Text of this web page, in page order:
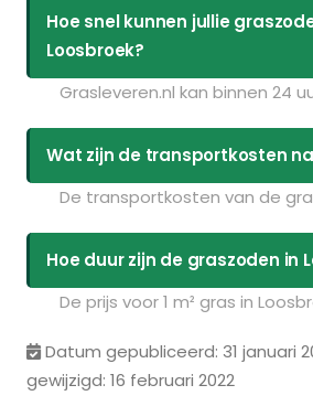
Hoe snel kunnen jullie
Loosbroek?
Wat zijn de transportkosten
Hoe duur zijn de graszoden in
Datum gepubliceerd: 31 januari
gewijzigd: 16 februari 2022